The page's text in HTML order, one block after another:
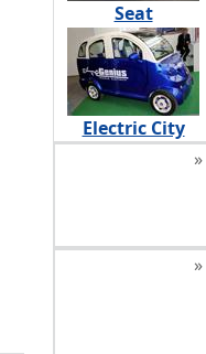
Seat
Electric City
»
»